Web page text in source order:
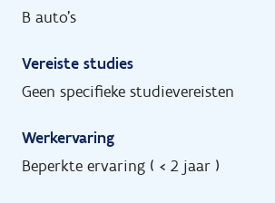
B auto's
Vereiste studies
Geen specifieke studievereisten
Werkervaring
Beperkte ervaring ( < 2 jaar )